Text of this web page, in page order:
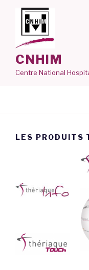
contenu
principal
CNHIM
Centre National
LES PRODUITS